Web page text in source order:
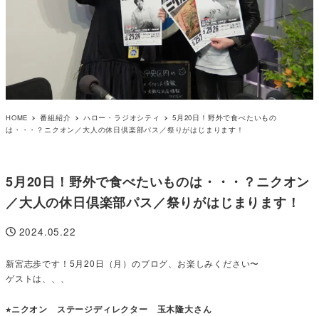
HOME 番組紹介 ハロー・ラジオシティ
5月20日！野外で食べたいもの
は・・・？ニクオン／大人の休日倶楽部パス／祭りがはじまります！
5月20日！野外で食べたいものは・・・？ニクオン
／大人の休日倶楽部パス／祭りがはじまります！
投稿日
2024.05.22
新宮志歩です！5月20日（月）のブログ、お楽しみください〜
ゲストは、、、
⭐︎ニクオン ステージディレクター 玉木隆大さん